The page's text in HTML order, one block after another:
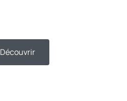
Découvrir